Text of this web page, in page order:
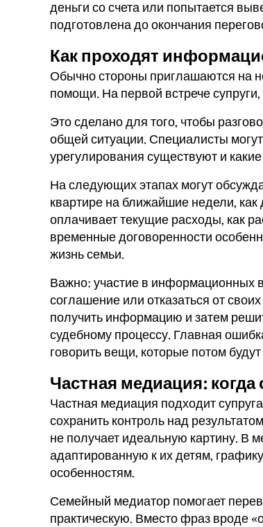
деньги со счета или попытается
подготовлена до окончания
Как проходят
Обычно стороны приглашаются на
помощи. На первой встрече
Это сделано для того, чтобы
общей ситуации. Специалисты
урегулирования существуют и
На следующих этапах могут
квартире на ближайшие недели, как
оплачивает текущие расходы, как
временные договоренности
жизнь семьи.
Важно: участие в информационных
соглашение или отказаться от
получить информацию и затем
судебному процессу. Главная
говорить вещи, которые потом
Частная медиация:
Частная медиация подходит
сохранить контроль над
не получает идеальную картину. В
адаптированную к их детям,
особенностям.
Семейный медиатор помогает
практическую. Вместо фраз вроде